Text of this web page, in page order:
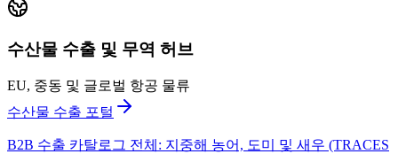
수산물 수출 및 무역 허브
EU, 중동 및 글로벌 항공 물류
수산물 수출 포털
B2B 수출 카탈로그 전체: 지중해 농어, 도미 및 새우 (TRACES